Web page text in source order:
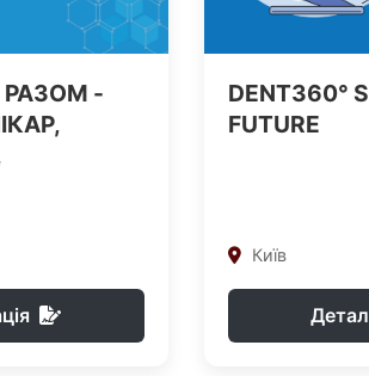
-
DENT360°
FUTURE
Київ